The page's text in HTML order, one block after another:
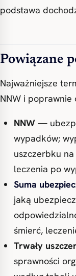
podstawa
Powiązane
Najważniejsze
NNW i poprawnie
NNW —
wypadków;
uszczerbku
leczenia po
Suma
jaką
śmierć,
Trwały
sprawności